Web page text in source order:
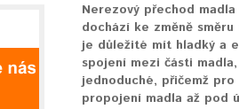
Nerezový přechod
dochází ke změně
je důležité mít hladký a
spojení mezi části
jednoduché, přičemž
propojení madla až pod